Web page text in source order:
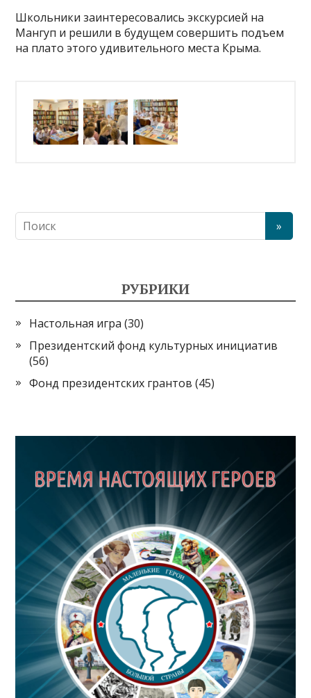
Школьники заинтересовались экскурсией на
Мангуп и решили в будущем совершить подъем
на плато этого удивительного места Крыма.
РУБРИКИ
Настольная игра (30)
Президентский фонд культурных инициатив
(56)
Фонд президентских грантов (45)